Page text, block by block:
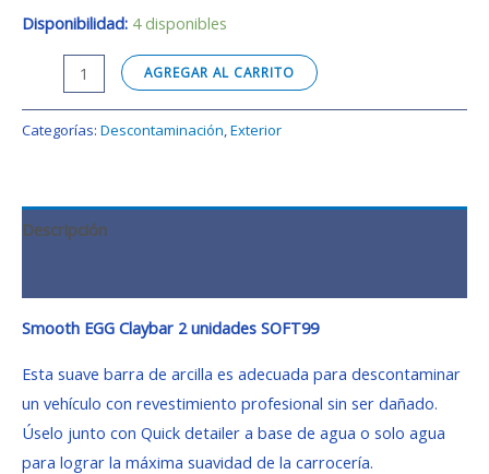
Disponibilidad: 4 disponibles
AGREGAR AL CARRITO
Categorías: Descontaminación,Exterior
Descripción
Smooth EGG Claybar 2 unidades SOFT99
Esta suave barra de arcilla es adecuada para descontaminar
un vehículo con revestimiento profesional sin ser dañado.
Úselo junto con Quick detailer a base de agua o solo agua
para lograr la máxima suavidad de la carrocería.